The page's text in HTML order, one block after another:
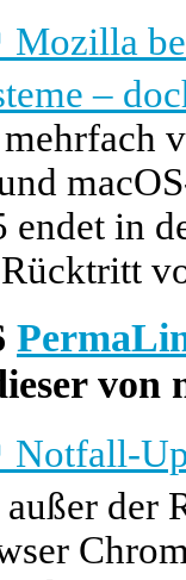
Mozilla
–
endet in
von
Notfall-
der